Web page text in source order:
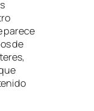
parece
de